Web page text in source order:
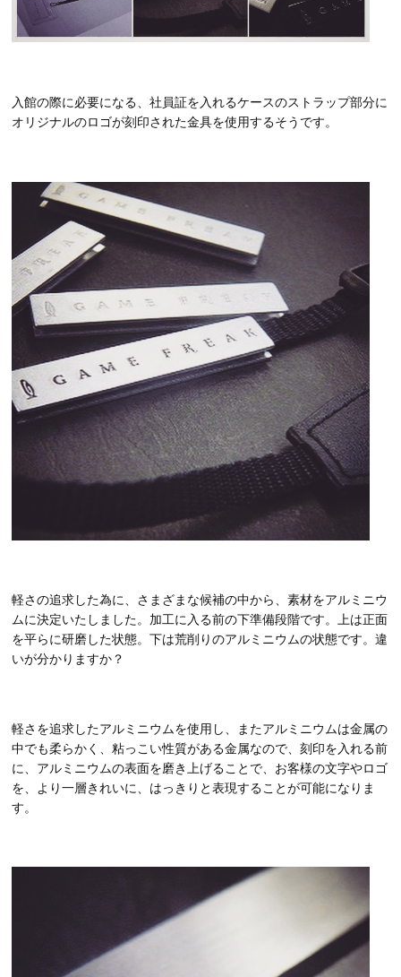
入館の際に必要になる、社員証を入れるケースのストラップ部分に
オリジナルのロゴが刻印された金具を使用するそうです。
軽さの追求した為に、さまざまな候補の中から、素材をアルミニウ
ムに決定いたしました。加工に入る前の下準備段階です。上は正面
を平らに研磨した状態。下は荒削りのアルミニウムの状態です。違
いが分かりますか？
軽さを追求したアルミニウムを使用し、またアルミニウムは金属の
中でも柔らかく、粘っこい性質がある金属なので、刻印を入れる前
に、アルミニウムの表面を磨き上げることで、お客様の文字やロゴ
を、より一層きれいに、はっきりと表現することが可能になりま
す。